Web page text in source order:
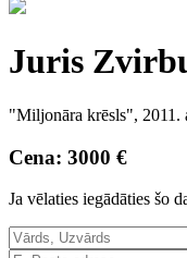
Juris
"Miljonāra krēsls", 2011.
Cena: 3000 €
Ja vēlaties iegādāties šo